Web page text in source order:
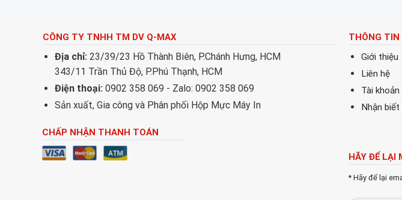
CÔNG TY TNHH TM DV Q-MAX
Địa chỉ: 23/39/23 Hồ Thành Biên, P.Chánh Hưng, HCM
343/11 Trần Thủ Độ, P.Phú Thạnh, HCM
Điện thoại: 0902 358 069 - Zalo: 0902 358 069
Sản xuất, Gia công và Phân phối Hộp Mực Máy In
CHẤP NHẬN THANH TOÁN
THÔNG TIN
Giới thiệu
Liên hệ
Tài
Nhận biết
HÃY ĐỂ LẠI
* Hãy để lại